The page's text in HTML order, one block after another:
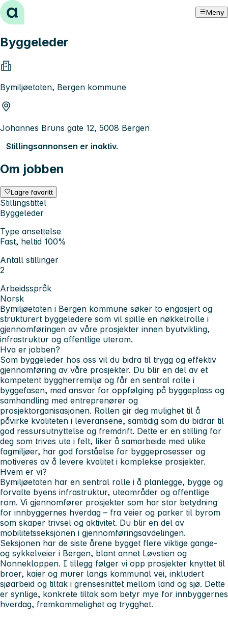
Hopp til innhold Meny
Byggeleder
Bymiljøetaten, Bergen kommune
Johannes Bruns gate 12, 5008 Bergen
Stillingsannonsen er inaktiv.
Om jobben
Lagre favoritt
Stillingstittel
Byggeleder
Type ansettelse
Fast, heltid 100%
Antall stillinger
2
Arbeidsspråk
Norsk
Bymiljøetaten i Bergen kommune søker to engasjert og
strukturert byggeledere som vil spille en nøkkelrolle i
gjennomføringen av våre prosjekter innen byutvikling,
infrastruktur og offentlige uterom.
Hva er jobben?
Som byggeleder hos oss vil du bidra til trygg og effektiv
gjennomføring av våre prosjekter. Du blir en del av et
kompetent byggherremiljø og får en sentral rolle i
byggefasen, med ansvar for oppfølging på byggeplass og
samhandling med entreprenører og
prosjektorganisasjonen. Rollen gir deg mulighet til å
påvirke kvaliteten i leveransene, samtidig som du bidrar til
god ressursutnyttelse og fremdrift. Dette er en stilling for
deg som trives ute i felt, liker å samarbeide med ulike
fagmiljøer, har god forståelse for byggeprosesser og
motiveres av å levere kvalitet i komplekse prosjekter.
Hvem er vi?
Bymiljøetaten har en sentral rolle i å planlegge, bygge og
forvalte byens infrastruktur, uteområder og offentlige
rom. Vi gjennomfører prosjekter som har stor betydning
for innbyggernes hverdag – fra veier og parker til byrom
som skaper trivsel og aktivitet. Du blir en del av
mobilitetsseksjonen i gjennomføringsavdelingen.
Seksjonen har de siste årene bygget flere viktige gange-
og sykkelveier i Bergen, blant annet Løvstien og
Nonnekloppen. I tillegg følger vi opp prosjekter knyttet til
broer, kaier og murer langs kommunal vei, inkludert
sjøarbeid og tiltak i grensesnittet mellom land og sjø. Dette
er synlige, konkrete tiltak som betyr mye for innbyggernes
hverdag, fremkommelighet og trygghet.